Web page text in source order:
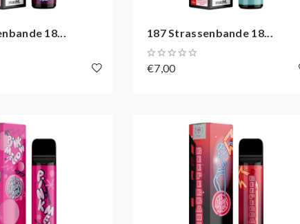
18... 187 Strassenbande 18...
€7,00